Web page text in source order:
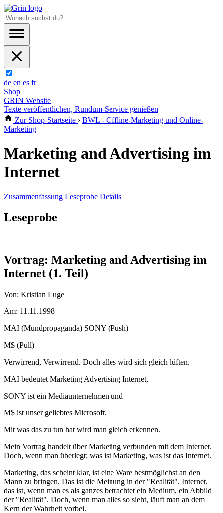
de en es fr
Shop
GRIN Website
Texte veröffentlichen, Rundum-Service genießen
Zur Shop-Startseite › BWL - Offline-Marketing und Online-
Marketing
Marketing and Advertising im
Internet
Zusammenfassung Leseprobe Details
Leseprobe
Vortrag: Marketing and Advertising im
Internet (1. Teil)
Von: Kristian Luge
Am: 11.11.1998
MAI (Mundpropaganda) SONY (Push)
M$ (Pull)
Verwirrend, Verwirrend. Doch alles wird sich gleich lüften.
MAI bedeutet Marketing Advertising Internet,
SONY ist ein Mediaunternehmen und
M$ ist unser geliebtes Microsoft.
Mit was das zu tun hat wird man gleich erkennen.
Mein Vortrag handelt über Marketing verbunden mit dem Internet.
Doch, wenn man überlegt; was ist Marketing, was ist das Internet.
Marketing, das scheint klar, ist eine Ware bestmöglichst an den
Mann zu bringen. Das ist die Meinung in der "Realität". Internet,
das ist, wenn man es als ganzes betrachtet ein Medium, ein Abbild
der "Realität". Doch, wenn man alles so sieht, läuft man an dem
Kern der Wahrheit vorbei.